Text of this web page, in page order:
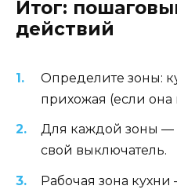
Итог:
действий
Определите зоны:
прихожая (если она
Для каждой зоны —
свой выключатель.
Рабочая зона